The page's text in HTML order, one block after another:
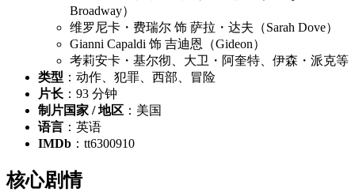
Broadway）
维罗尼卡・费瑞尔 饰 萨拉・达夫（Sarah Dove）
Gianni Capaldi 饰 吉迪恩（Gideon）
考莉安卡・基尔彻、大卫・阿奎特、伊森・派克等
类型 ：动作、犯罪、西部、冒险
片长 ：93 分钟
制片国家 / 地区 ：美国
语言 ：英语
IMDb ：tt6300910
核心剧情